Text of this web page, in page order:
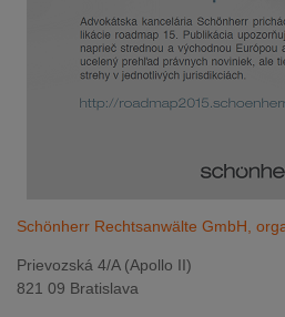
Schönherr Rechtsanwälte GmbH,
Prievozská 4/A (Apollo II)
821 09 Bratislava